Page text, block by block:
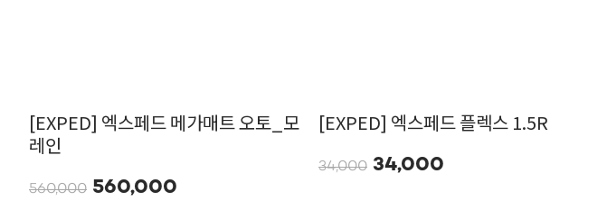
[EXPED] 엑스페드 메가매트 오토_모
레인
560,000 560,000
[EXPED] 엑스페드 플렉스 1.5R
34,000 34,000